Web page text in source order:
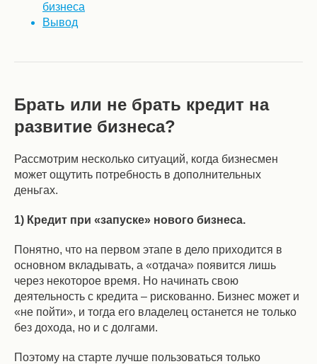
бизнеса
Вывод
Брать или не брать кредит на
развитие бизнеса?
Рассмотрим несколько ситуаций, когда бизнесмен
может ощутить потребность в дополнительных
деньгах.
1) Кредит при «запуске» нового бизнеса.
Понятно, что на первом этапе в дело приходится в
основном вкладывать, а «отдача» появится лишь
через некоторое время. Но начинать свою
деятельность с кредита – рискованно. Бизнес может и
«не пойти», и тогда его владелец останется не только
без дохода, но и с долгами.
Поэтому на старте лучше пользоваться только